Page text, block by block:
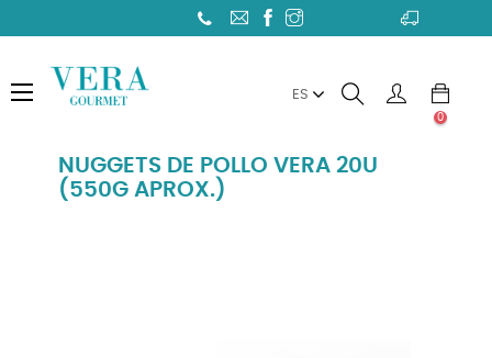
Toggle
☰ ES
0
NUGGETS DE POLLO VERA 20U
(550G APROX.)